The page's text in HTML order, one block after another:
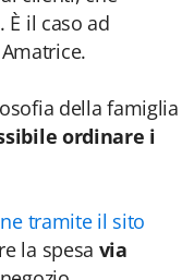
il caso ad
della famiglia
ordinare i
tramite il sito
la spesa via